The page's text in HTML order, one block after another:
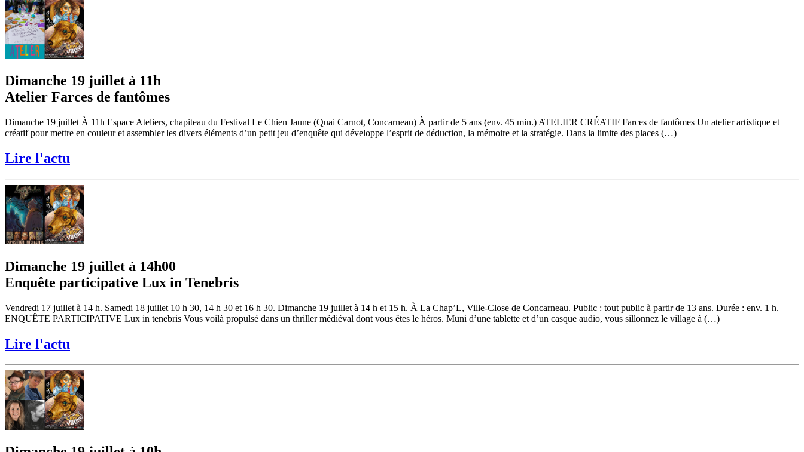
Dimanche 19 juillet à 11h
Atelier Farces de fantômes
Dimanche 19 juillet À 11h Espace Ateliers, chapiteau du Festival Le Chien Jaune (Quai Carnot, Concarneau) À partir de 5 ans (env. 45 min.) ATELIER CRÉATIF Farces de fantômes Un atelier artistique et
créatif pour mettre en couleur et assembler les divers éléments d’un petit jeu d’enquête qui développe l’esprit de déduction, la mémoire et la stratégie. Dans la limite des places (…)
Lire l'actu
Dimanche 19 juillet à 14h00
Enquête participative Lux in Tenebris
Vendredi 17 juillet à 14 h. Samedi 18 juillet 10 h 30, 14 h 30 et 16 h 30. Dimanche 19 juillet à 14 h et 15 h. À La Chap’L, Ville-Close de Concarneau. Public : tout public à partir de 13 ans. Durée : env. 1 h.
ENQUÊTE PARTICIPATIVE Lux in tenebris Vous voilà propulsé dans un thriller médiéval dont vous êtes le héros. Muni d’une tablette et d’un casque audio, vous sillonnez le village à (…)
Lire l'actu